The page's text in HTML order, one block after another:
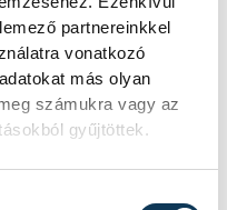
partnereinkkel
vonatkozó
más olyan
számukra vagy az
gyűjtöttek.